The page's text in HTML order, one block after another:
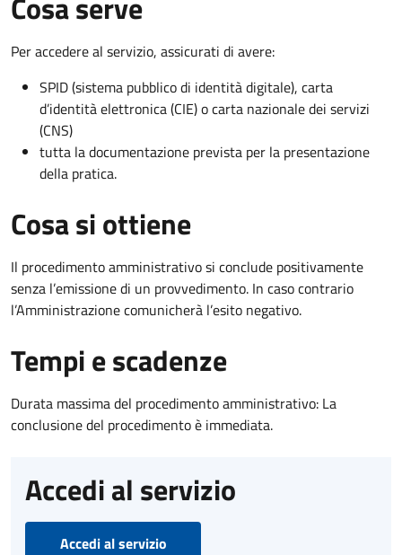
Per accedere al servizio, assicurati di avere:
SPID (sistema pubblico di identità digitale), carta
d’identità elettronica (CIE) o carta nazionale dei servizi
(CNS)
tutta la documentazione prevista per la presentazione
della pratica.
Cosa si ottiene
Il procedimento amministrativo si conclude positivamente
senza l’emissione di un provvedimento. In caso contrario
l’Amministrazione comunicherà l’esito negativo.
Tempi e scadenze
Durata massima del procedimento amministrativo: La
conclusione del procedimento è immediata.
Accedi al servizio
Accedi al servizio